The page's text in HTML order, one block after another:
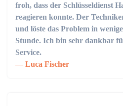
froh, dass der Schlüsseldienst
reagieren konnte. Der
und löste das Problem in
Stunde. Ich bin sehr dankbar
Service.
Luca Fischer